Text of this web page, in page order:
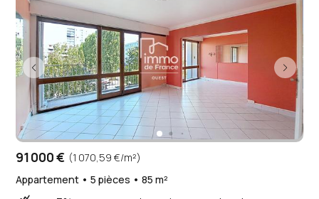
91 000 € (1 070,59 €/m²)
Appartement • 5 pièces • 85 m²